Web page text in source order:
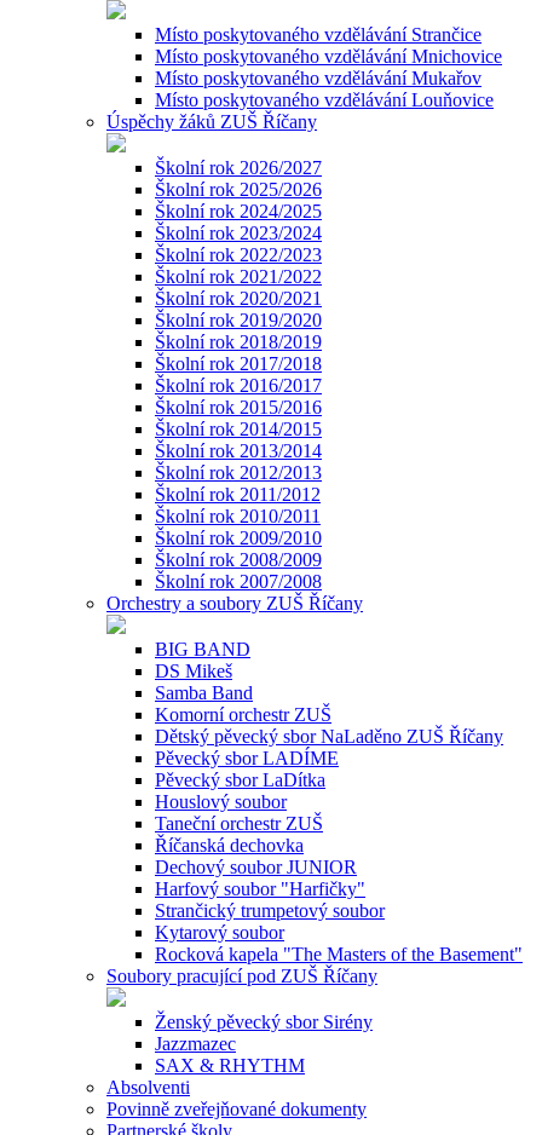
Místo poskytovaného vzdělávání Strančice
Místo poskytovaného vzdělávání Mnichovice
Místo poskytovaného vzdělávání Mukařov
Místo poskytovaného vzdělávání Louňovice
Úspěchy žáků ZUŠ Říčany
Školní rok 2026/2027
Školní rok 2025/2026
Školní rok 2024/2025
Školní rok 2023/2024
Školní rok 2022/2023
Školní rok 2021/2022
Školní rok 2020/2021
Školní rok 2019/2020
Školní rok 2018/2019
Školní rok 2017/2018
Školní rok 2016/2017
Školní rok 2015/2016
Školní rok 2014/2015
Školní rok 2013/2014
Školní rok 2012/2013
Školní rok 2011/2012
Školní rok 2010/2011
Školní rok 2009/2010
Školní rok 2008/2009
Školní rok 2007/2008
Orchestry a soubory ZUŠ Říčany
BIG BAND
DS Mikeš
Samba Band
Komorní orchestr ZUŠ
Dětský pěvecký sbor NaLaděno ZUŠ Říčany
Pěvecký sbor LADÍME
Pěvecký sbor LaDítka
Houslový soubor
Taneční orchestr ZUŠ
Říčanská dechovka
Dechový soubor JUNIOR
Harfový soubor "Harfičky"
Strančický trumpetový soubor
Kytarový soubor
Rocková kapela "The Masters of the Basement"
Soubory pracující pod ZUŠ Říčany
Ženský pěvecký sbor Sirény
Jazzmazec
SAX & RHYTHM
Absolventi
Povinně zveřejňované dokumenty
Partnerské školy